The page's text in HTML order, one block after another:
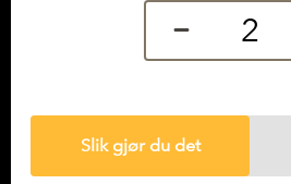
Slik gjør du det